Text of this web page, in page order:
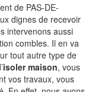
de PAS-DE-
dignes de recevoir
intervenons aussi
combles. Il en va
tout autre type de
isoler maison, vous
vos travaux, vous